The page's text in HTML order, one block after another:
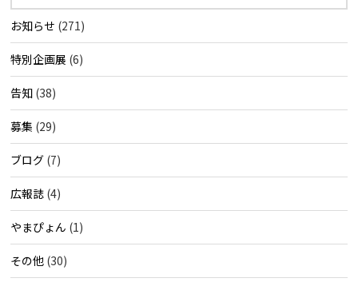
お知らせ (271)
特別企画展 (6)
告知 (38)
募集 (29)
ブログ (7)
広報誌 (4)
やまぴょん (1)
その他 (30)